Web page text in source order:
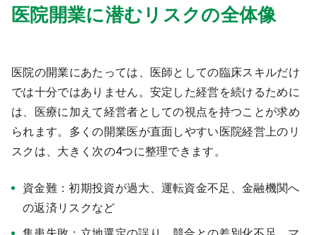
医院開業に潜むリスクの全体像
医院の開業にあたっては、医師としての臨床スキルだけ
では十分ではありません。安定した経営を続けるために
は、医療に加えて経営者としての視点を持つことが求め
られます。多くの開業医が直面しやすい医院経営上のリ
スクは、大きく次の4つに整理できます。
資金難：初期投資が過大、運転資金不足、金融機関へ
の返済リスクなど